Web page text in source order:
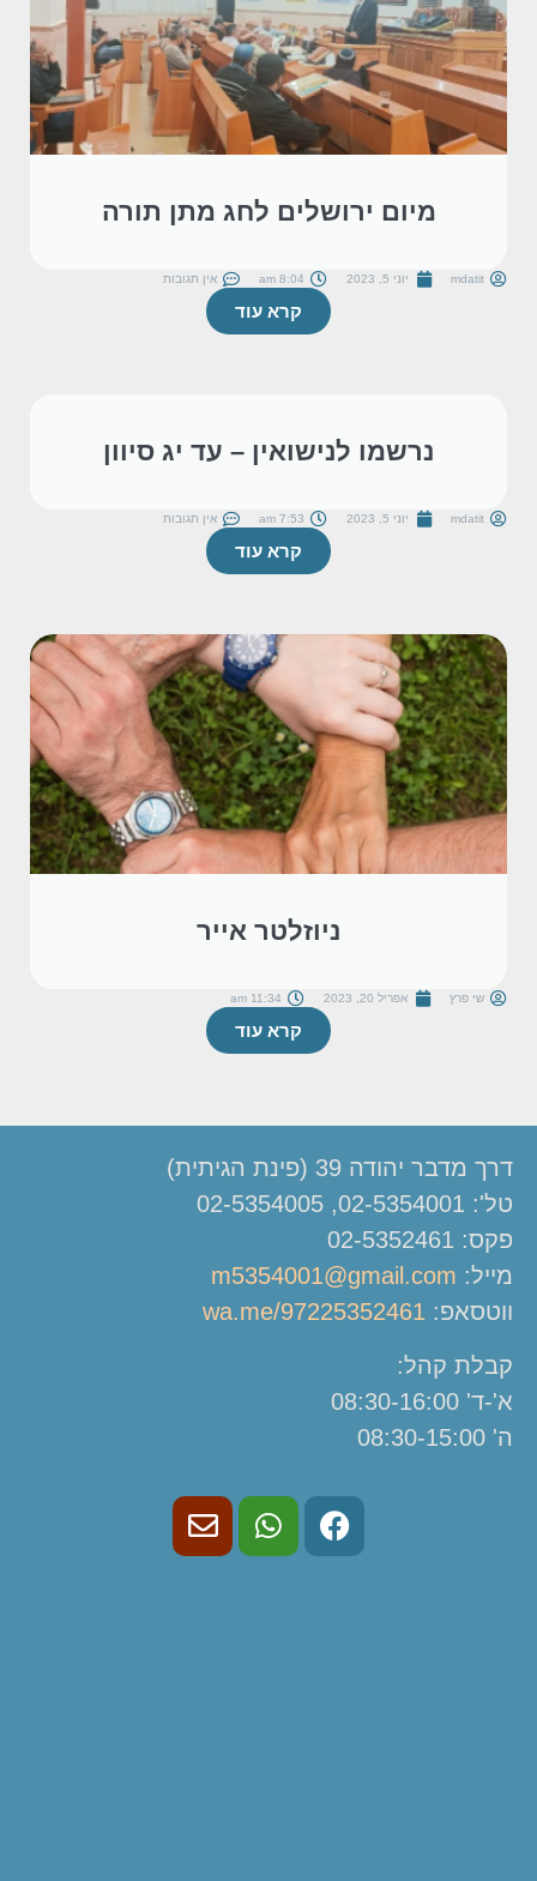
מיום ירושלים לחג מתן תורה
mdatit יוני 5, 2023 8:04 am אין תגובות
קרא עוד
נרשמו לנישואין – עד יג סיוון
mdatit יוני 5, 2023 7:53 am אין תגובות
קרא עוד
ניוזלטר אייר
שי פרץ אפריל 20, 2023 11:34 am
קרא עוד
דרך מדבר יהודה 39 (פינת הגיתית)
טל': 02-5354001, 02-5354005
פקס: 02-5352461
מייל: m5354001@gmail.com
ווטסאפ: wa.me/97225352461
קבלת קהל:
א'-ד' 08:30-16:00
ה' 08:30-15:00